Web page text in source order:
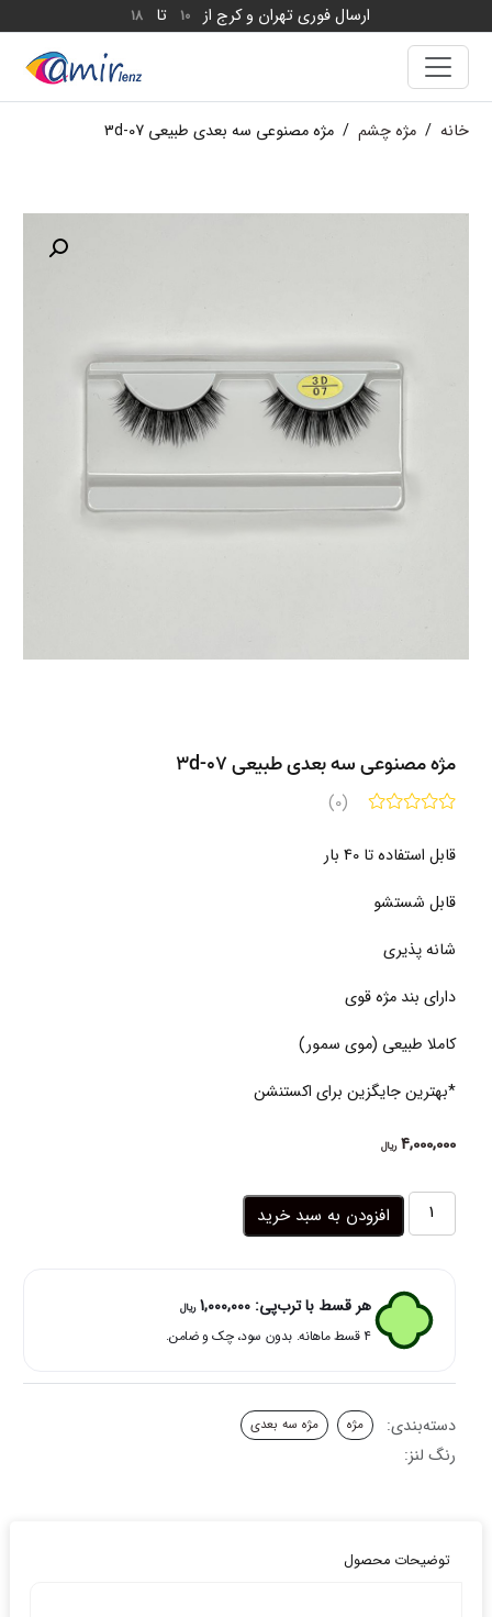
ارسال فوری تهران و کرج از 10 تا 18
خانه / مژه چشم / مژه مصنوعی سه بعدی طبیعی 3d-07
مژه مصنوعی سه بعدی طبیعی 3d-07
(0)
قابل استفاده تا 40 بار
قابل شستشو
شانه پذیری
دارای بند مژه قوی
کاملا طبیعی (موی سمور)
*بهترین جایگزین برای اکستنشن
4,000,000 ریال
مژه
مصنوعی
طبیعی
3d-
افزودن به سبد خرید
هر قسط با ترب‌پی: 1,000,000 ریال
۴ قسط ماهانه. بدون سود، چک و ضامن.
دسته‌بندی: مژه مژه سه بعدی
رنگ لنز:
توضیحات محصول